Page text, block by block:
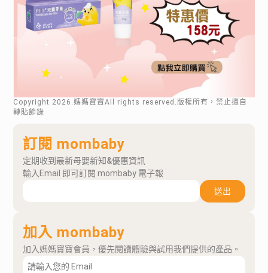
Copyright 2026 .媽媽寶寶All rights reserved.版權所有，禁止擅自
轉貼節錄
訂閱 mombaby
定期收到最新母嬰新知&優惠資訊
輸入Email 即可訂閱 mombaby 電子報
送出
加入 mombaby
加入媽媽寶寶會員，優先閱讀體驗與試用我們提供的產品。